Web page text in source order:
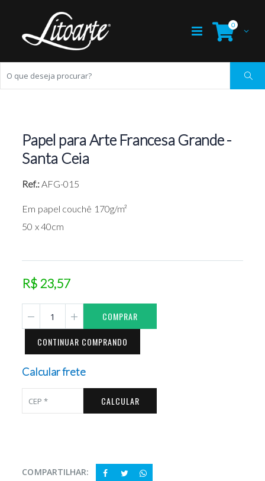
0
Papel para Arte Francesa Grande -
Santa Ceia
Ref.:AFG-015
Em papel couchê 170g/m²
50 x 40cm
R$ 23,57
COMPRAR
CONTINUAR COMPRANDO
Calcular frete
CALCULAR
COMPARTILHAR: